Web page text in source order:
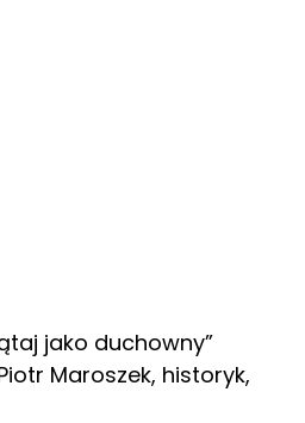
jako duchowny”
Maroszek, historyk,